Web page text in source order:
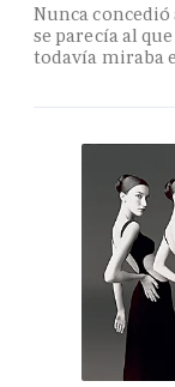
Nunca
se parecía al
todavía miraba